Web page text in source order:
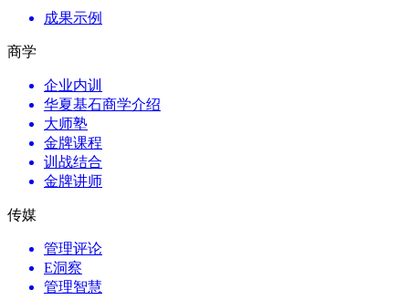
成果示例
商学
企业内训
华夏基石商学介绍
大师塾
金牌课程
训战结合
金牌讲师
传媒
管理评论
E洞察
管理智慧